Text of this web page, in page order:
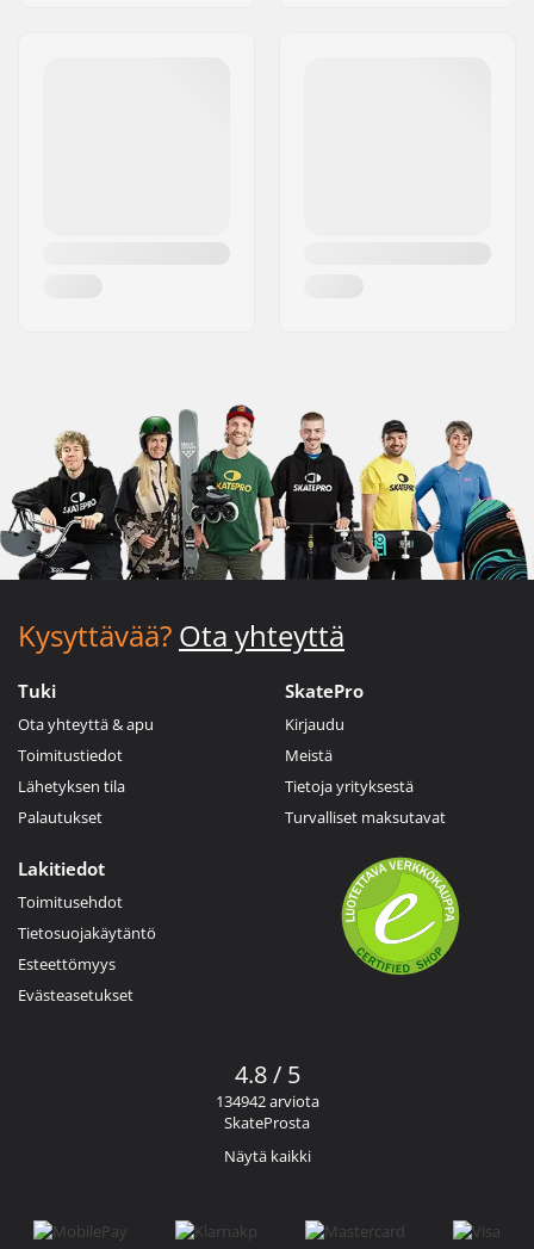
Kysyttävää? Ota yhteyttä
Tuki
Ota yhteyttä & apu
Toimitustiedot
Lähetyksen tila
Palautukset
SkatePro
Kirjaudu
Meistä
Tietoja yrityksestä
Turvalliset maksutavat
Lakitiedot
Toimitusehdot
Tietosuojakäytäntö
Esteettömyys
Evästeasetukset
4.8 / 5
134942 arviota
SkateProsta
Näytä kaikki